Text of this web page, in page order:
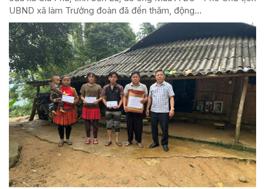
UBND xã làm Trưởng đoàn đã đến thăm, động...